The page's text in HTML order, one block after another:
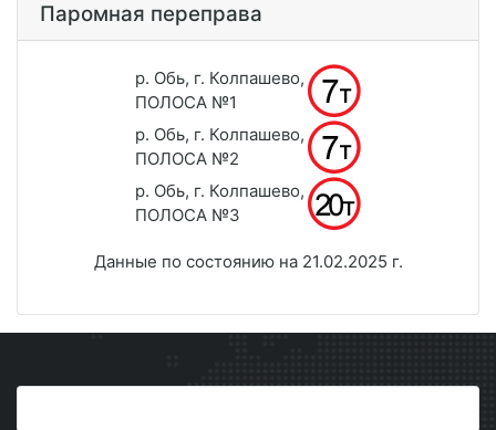
Паромная переправа
р. Обь, г. Колпашево,
ПОЛОСА №1
р. Обь, г. Колпашево,
ПОЛОСА №2
р. Обь, г. Колпашево,
ПОЛОСА №3
Данные по состоянию на 21.02.2025 г.